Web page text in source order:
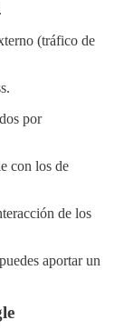
(tráfico de
por
con los de
de los
aportar un